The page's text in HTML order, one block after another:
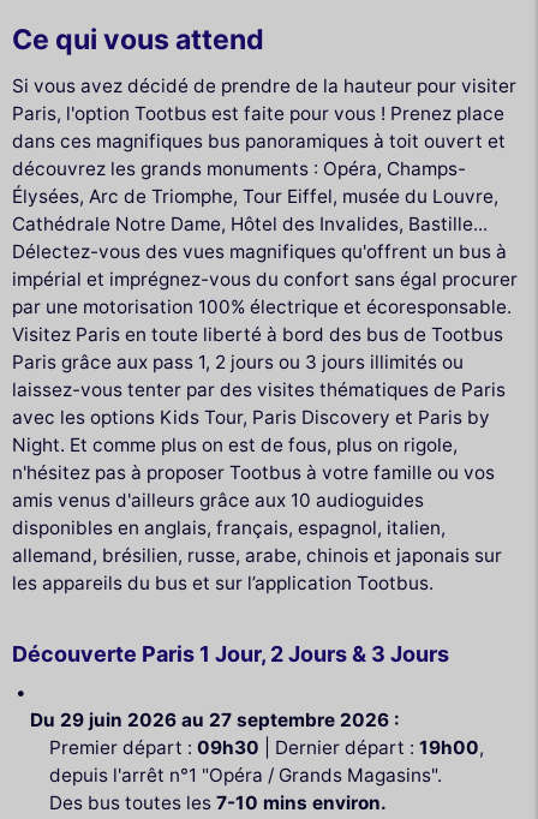
Ce qui vous attend
Si vous avez décidé de prendre de la hauteur pour visiter
Paris, l'option Tootbus est faite pour vous ! Prenez place
dans ces magnifiques bus panoramiques à toit ouvert et
découvrez les grands monuments : Opéra, Champs-
Élysées, Arc de Triomphe, Tour Eiffel, musée du Louvre,
Cathédrale Notre Dame, Hôtel des Invalides, Bastille...
Délectez-vous des vues magnifiques qu'offrent un bus à
impérial et imprégnez-vous du confort sans égal procurer
par une motorisation 100% électrique et écoresponsable.
Visitez Paris en toute liberté à bord des bus de Tootbus
Paris grâce aux pass 1, 2 jours ou 3 jours illimités ou
laissez-vous tenter par des visites thématiques de Paris
avec les options Kids Tour, Paris Discovery et Paris by
Night. Et comme plus on est de fous, plus on rigole,
n'hésitez pas à proposer Tootbus à votre famille ou vos
amis venus d'ailleurs grâce aux 10 audioguides
disponibles en anglais, français, espagnol, italien,
allemand, brésilien, russe, arabe, chinois et japonais sur
les appareils du bus et sur l’application Tootbus.
Découverte Paris 1 Jour, 2 Jours & 3 Jours
Du 29 juin 2026 au 27 septembre 2026 :
Premier départ : 09h30 | Dernier départ : 19h00,
depuis l'arrêt n°1 "Opéra / Grands Magasins".
Des bus toutes les 7-10 mins environ.